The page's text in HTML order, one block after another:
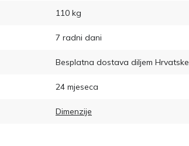
110 kg
7 radni dani
Besplatna dostava diljem Hrvatske
24 mjeseca
Dimenzije